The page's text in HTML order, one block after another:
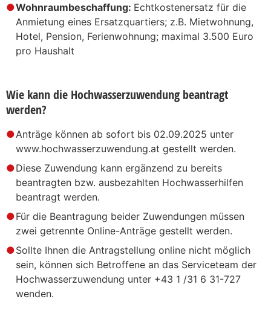
Wohnraumbeschaffung: Echtkostenersatz für die
Anmietung eines Ersatzquartiers; z.B. Mietwohnung,
Hotel, Pension, Ferienwohnung; maximal 3.500 Euro
pro Haushalt
Wie kann die Hochwasserzuwendung beantragt
werden?
Anträge können ab sofort bis 02.09.2025 unter
www.hochwasserzuwendung.at gestellt werden.
Diese Zuwendung kann ergänzend zu bereits
beantragten bzw. ausbezahlten Hochwasserhilfen
beantragt werden.
Für die Beantragung beider Zuwendungen müssen
zwei getrennte Online-Anträge gestellt werden.
Sollte Ihnen die Antragstellung online nicht möglich
sein, können sich Betroffene an das Serviceteam der
Hochwasserzuwendung unter +43 1 /31 6 31-727
wenden.